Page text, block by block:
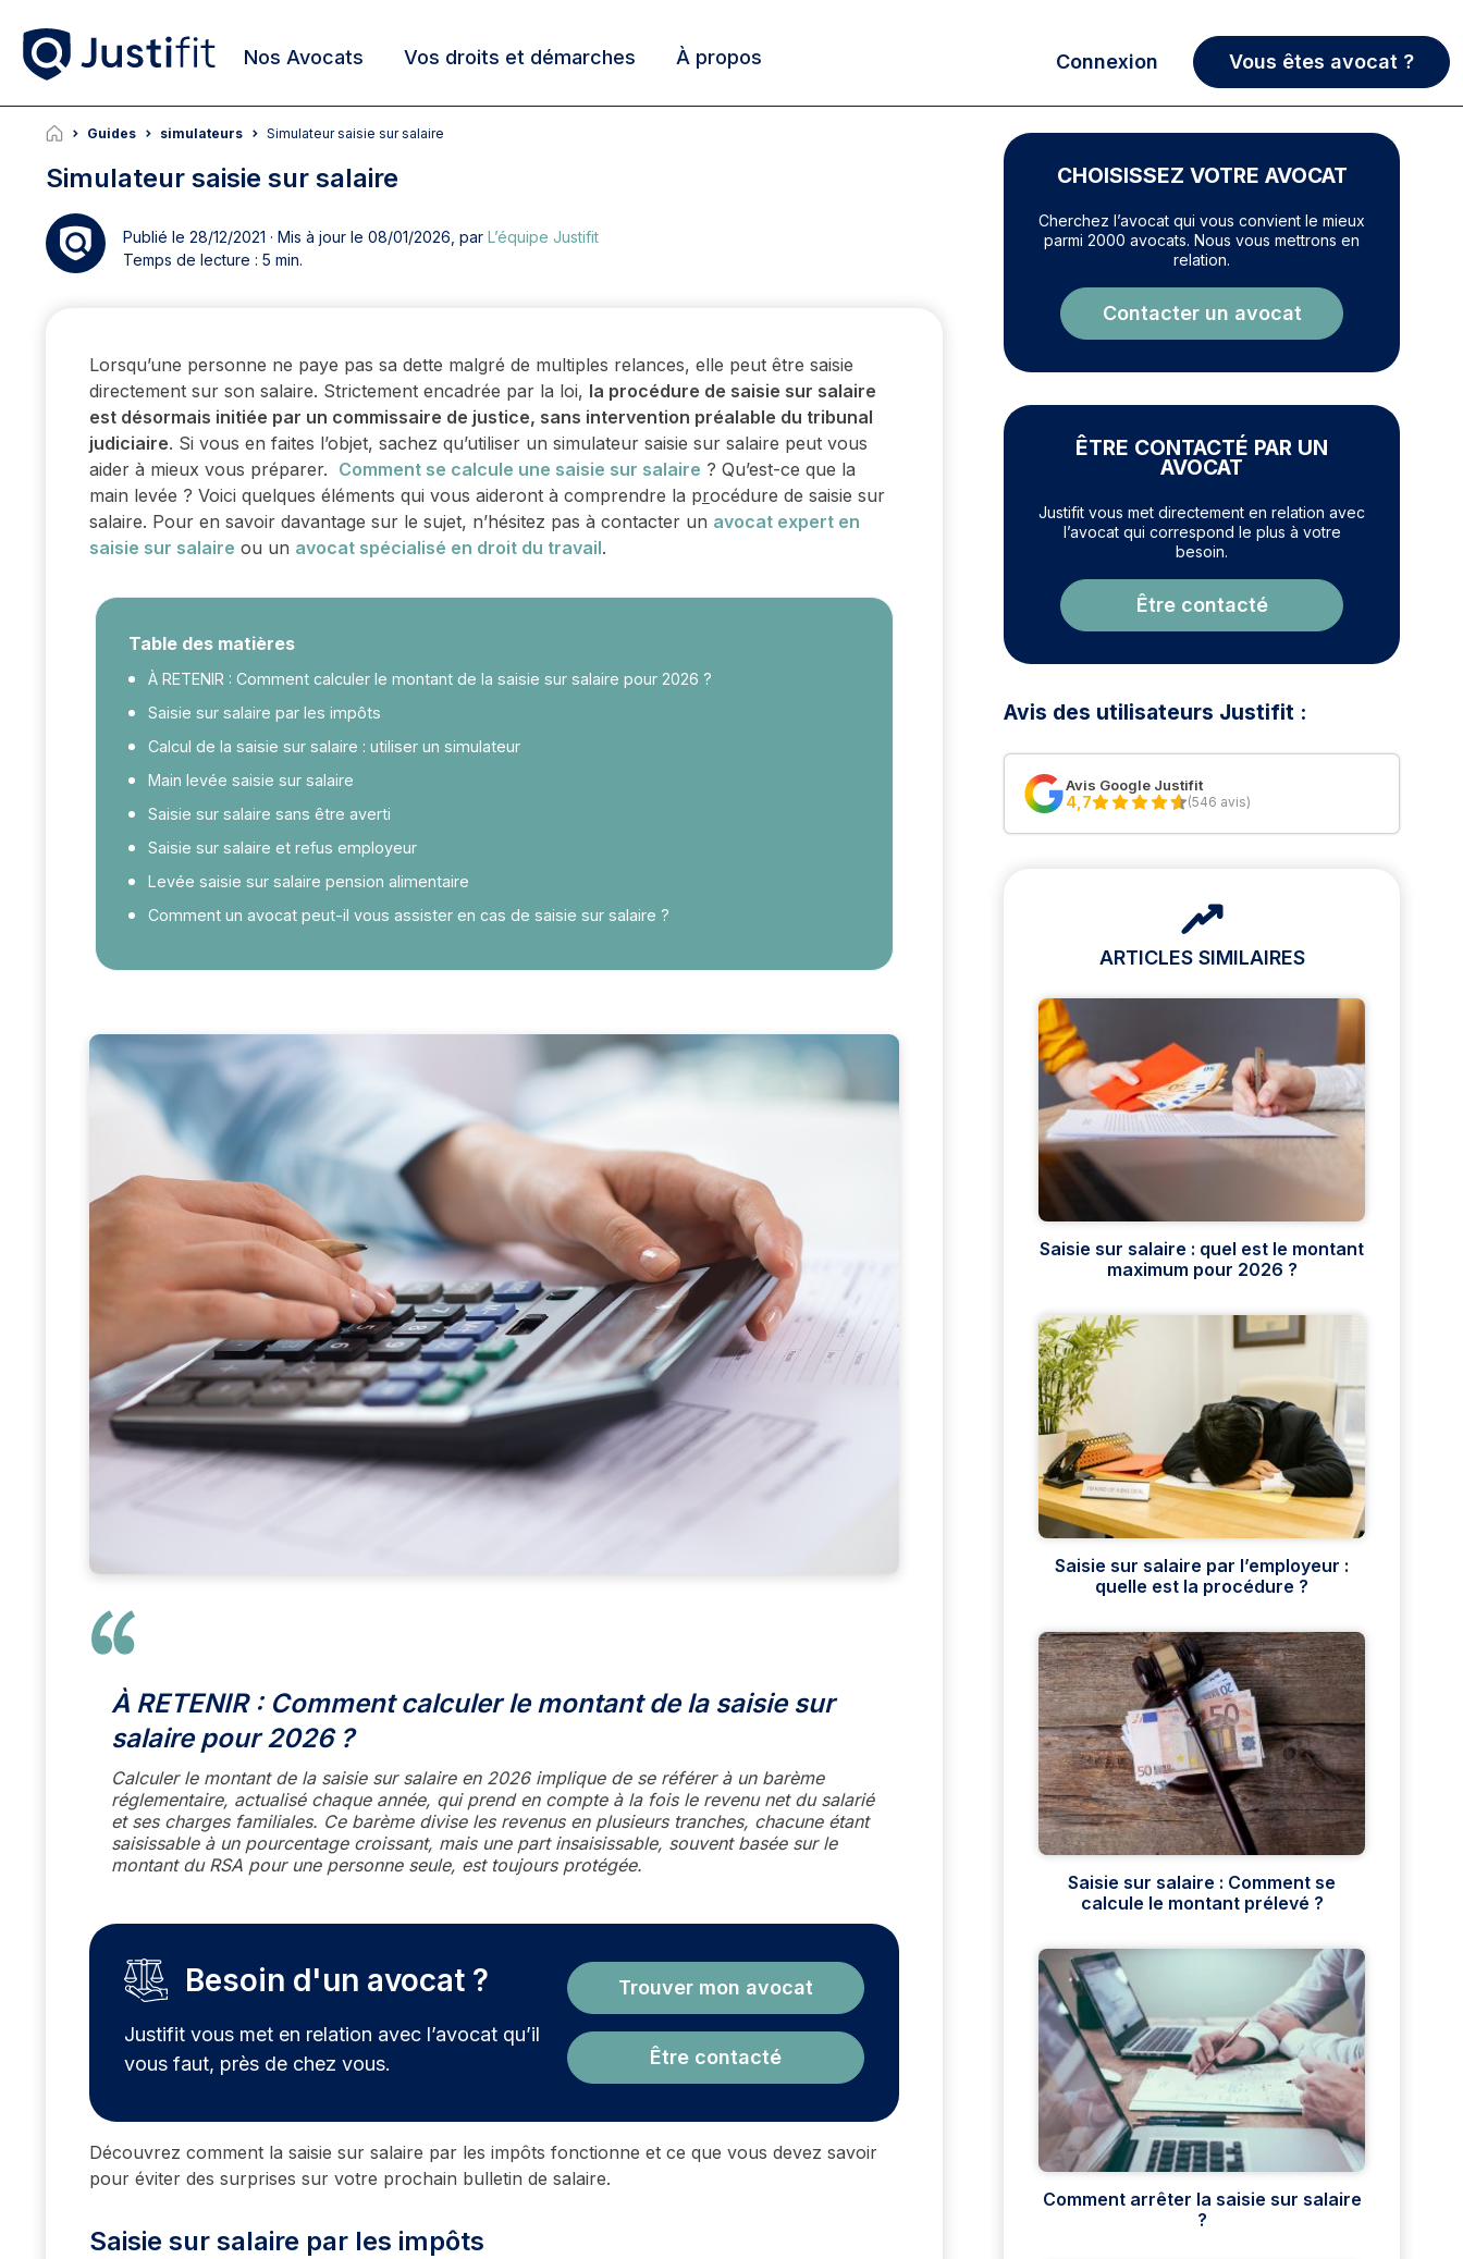
Nos Avocats Vos droits et démarches À propos Connexion Vous êtes avocat ?
Guides simulateurs Simulateur saisie sur salaire
Simulateur saisie sur salaire
Publié le 28/12/2021 · Mis à jour le 08/01/2026, par L’équipe Justifit
Temps de lecture : 5 min.
Lorsqu’une personne ne paye pas sa dette malgré de multiples relances, elle peut être saisie
directement sur son salaire. Strictement encadrée par la loi, la procédure de saisie sur salaire
est désormais initiée par un commissaire de justice, sans intervention préalable du tribunal
judiciaire. Si vous en faites l’objet, sachez qu’utiliser un simulateur saisie sur salaire peut vous
aider à mieux vous préparer. Comment se calcule une saisie sur salaire ? Qu’est-ce que la
main levée ? Voici quelques éléments qui vous aideront à comprendre la procédure de saisie sur
salaire. Pour en savoir davantage sur le sujet, n’hésitez pas à contacter un avocat expert en
saisie sur salaire ou un avocat spécialisé en droit du travail.
Table des matières
À RETENIR : Comment calculer le montant de la saisie sur salaire pour 2026 ?
Saisie sur salaire par les impôts
Calcul de la saisie sur salaire : utiliser un simulateur
Main levée saisie sur salaire
Saisie sur salaire sans être averti
Saisie sur salaire et refus employeur
Levée saisie sur salaire pension alimentaire
Comment un avocat peut-il vous assister en cas de saisie sur salaire ?
À RETENIR : Comment calculer le montant de la saisie sur
salaire pour 2026 ?
Calculer le montant de la saisie sur salaire en 2026 implique de se référer à un barème
réglementaire, actualisé chaque année, qui prend en compte à la fois le revenu net du salarié
et ses charges familiales. Ce barème divise les revenus en plusieurs tranches, chacune étant
saisissable à un pourcentage croissant, mais une part insaisissable, souvent basée sur le
montant du RSA pour une personne seule, est toujours protégée.
Besoin d'un avocat ?
Justifit vous met en relation avec l’avocat qu’il
vous faut, près de chez vous.
Trouver mon avocat
Être contacté
Découvrez comment la saisie sur salaire par les impôts fonctionne et ce que vous devez savoir
pour éviter des surprises sur votre prochain bulletin de salaire.
Saisie sur salaire par les impôts
CHOISISSEZ VOTRE AVOCAT
Cherchez l’avocat qui vous convient le mieux
parmi 2000 avocats. Nous vous mettrons en
relation.
Contacter un avocat
ÊTRE CONTACTÉ PAR UN
AVOCAT
Justifit vous met directement en relation avec
l’avocat qui correspond le plus à votre
besoin.
Être contacté
Avis des utilisateurs Justifit :
Avis Google Justifit
4,7 (546 avis)
ARTICLES SIMILAIRES
Saisie sur salaire : quel est le montant
maximum pour 2026 ?
Saisie sur salaire par l’employeur :
quelle est la procédure ?
Saisie sur salaire : Comment se
calcule le montant prélevé ?
Comment arrêter la saisie sur salaire
?